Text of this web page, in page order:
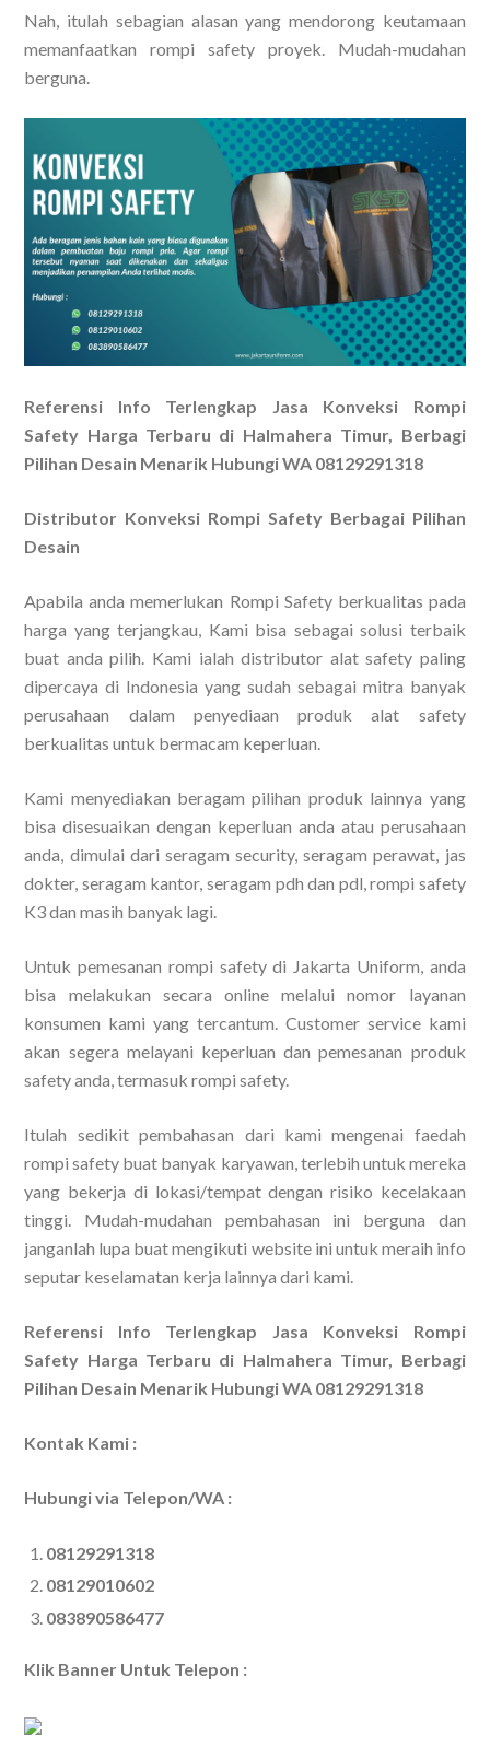
Nah, itulah sebagian alasan yang mendorong keutamaan
memanfaatkan rompi safety proyek. Mudah-mudahan
berguna.
Referensi Info Terlengkap Jasa Konveksi Rompi
Safety Harga Terbaru di Halmahera Timur, Berbagi
Pilihan Desain Menarik Hubungi WA 08129291318
Distributor Konveksi Rompi Safety Berbagai Pilihan
Desain
Apabila anda memerlukan Rompi Safety berkualitas pada
harga yang terjangkau, Kami bisa sebagai solusi terbaik
buat anda pilih. Kami ialah distributor alat safety paling
dipercaya di Indonesia yang sudah sebagai mitra banyak
perusahaan dalam penyediaan produk alat safety
berkualitas untuk bermacam keperluan.
Kami menyediakan beragam pilihan produk lainnya yang
bisa disesuaikan dengan keperluan anda atau perusahaan
anda, dimulai dari seragam security, seragam perawat, jas
dokter, seragam kantor, seragam pdh dan pdl, rompi safety
K3 dan masih banyak lagi.
Untuk pemesanan rompi safety di Jakarta Uniform, anda
bisa melakukan secara online melalui nomor layanan
konsumen kami yang tercantum. Customer service kami
akan segera melayani keperluan dan pemesanan produk
safety anda, termasuk rompi safety.
Itulah sedikit pembahasan dari kami mengenai faedah
rompi safety buat banyak karyawan, terlebih untuk mereka
yang bekerja di lokasi/tempat dengan risiko kecelakaan
tinggi. Mudah-mudahan pembahasan ini berguna dan
janganlah lupa buat mengikuti website ini untuk meraih info
seputar keselamatan kerja lainnya dari kami.
Referensi Info Terlengkap Jasa Konveksi Rompi
Safety Harga Terbaru di Halmahera Timur, Berbagi
Pilihan Desain Menarik Hubungi WA 08129291318
Kontak Kami :
Hubungi via Telepon/WA :
08129291318
08129010602
083890586477
Klik Banner Untuk Telepon :